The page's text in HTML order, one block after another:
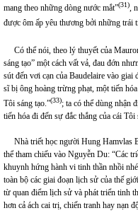
mang theo những dòng nước mắt”(31),
được ôm ấp yêu thương bởi những trái
Có thể nói, theo lý thuyết của
sáng tạo” một cách vất vả, đau đớn
sút đến vơi cạn của Baudelaire vào
sĩ bị ông hoàng trừng phạt, một tiến
Tôi sáng tạo.”(33); ta có thể dùng nhận
tiến hóa đi đến sự đắc thắng của cái
Nhà triết học người Hung Hamvlas
thể tham chiếu vào Nguyễn Du: “Các
khuynh hứng hành vi tinh thần nhồi
toàn bộ các giai đoạn lịch sử của thế
từ quan điểm lịch sử và phát triển tinh
hơn cả ách cai trị, chiến tranh hay nạn